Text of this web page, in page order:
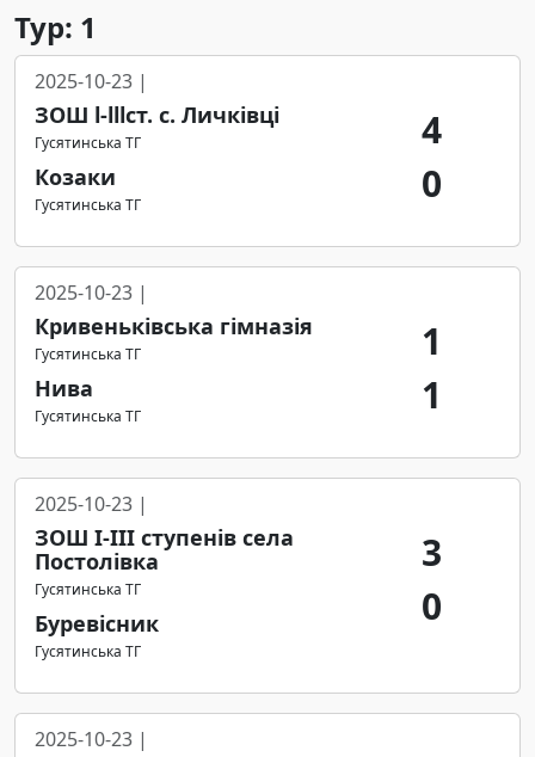
Тур: 1
2025-10-23 |
ЗОШ l-lllст. с. Личківці
Гусятинська ТГ
Козаки
Гусятинська ТГ
4
0
2025-10-23 |
Кривеньківська гімназія
Гусятинська ТГ
Нива
Гусятинська ТГ
1
1
2025-10-23 |
ЗОШ І-ІІІ ступенів села
Постолівка
Гусятинська ТГ
Буревісник
Гусятинська ТГ
3
0
2025-10-23 |